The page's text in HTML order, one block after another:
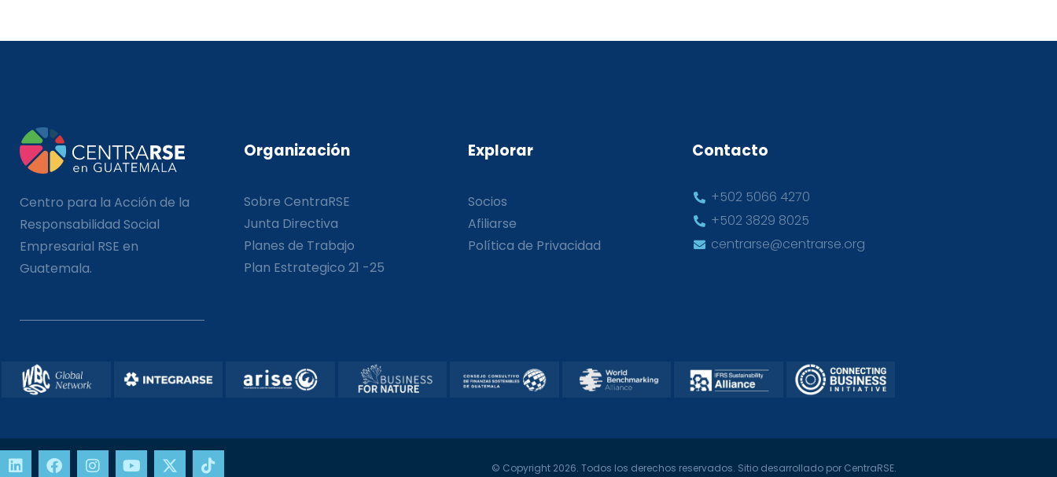
Centro para la Acción de la
Responsabilidad Social
Empresarial RSE en
Guatemala.
Organización
Sobre CentraRSE
Junta Directiva
Planes de Trabajo
Plan Estrategico 21 -25
Explorar
Socios
Afiliarse
Política de Privacidad
Contacto
+502 5066 4270
+502 3829 8025
centrarse@centrarse.org
© Copyright 2026. Todos los derechos reservados. Sitio desarrollado por CentraRSE.